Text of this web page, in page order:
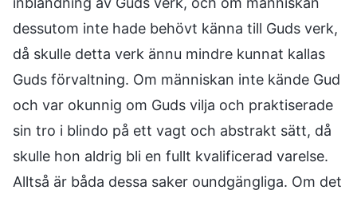
dessutom inte hade behövt känna till Guds verk,
då skulle detta verk ännu mindre kunnat kallas
Guds förvaltning. Om människan inte kände Gud
och var okunnig om Guds vilja och praktiserade
sin tro i blindo på ett vagt och abstrakt sätt, då
skulle hon aldrig bli en fullt kvalificerad varelse.
Alltså är båda dessa saker oundgängliga. Om det